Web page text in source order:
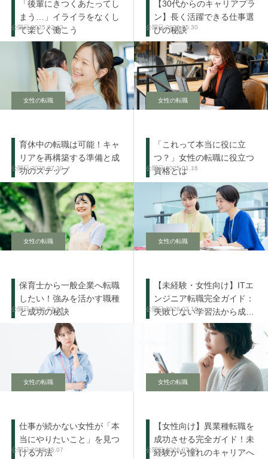
「後輩にきつくあたってし
まう…」イライラをなくし
て楽しく働こう
2025.02.13
【30代からのキャリアプラ
ン】長く活躍できる仕事選
びの秘訣
2025.05.30
女性の転職
育休中の転職は可能！キャ
リアを再構築する準備と成
功のステップ
2026.07.30
女性の転職
「これって本当に役に立
つ？」女性の転職に役立つ
資格とは
2025.01.16
女性の転職
保育士から一般企業へ転職
したい！強みを活かす職種
と成功の秘訣
2026.07.24
女性の転職
【未経験・女性向け】ITエ
ンジニア転職完全ガイド：
失敗しない学習法から成功
の秘訣まで
2026.07.16
女性の転職
仕事が続かない女性が「本
当にやりたいこと」を見つ
ける方法
2025.05.07
女性の転職
【女性向け】異業種転職を
成功させる完全ガイド！未
経験から憧れのキャリアへ
2026.07.09